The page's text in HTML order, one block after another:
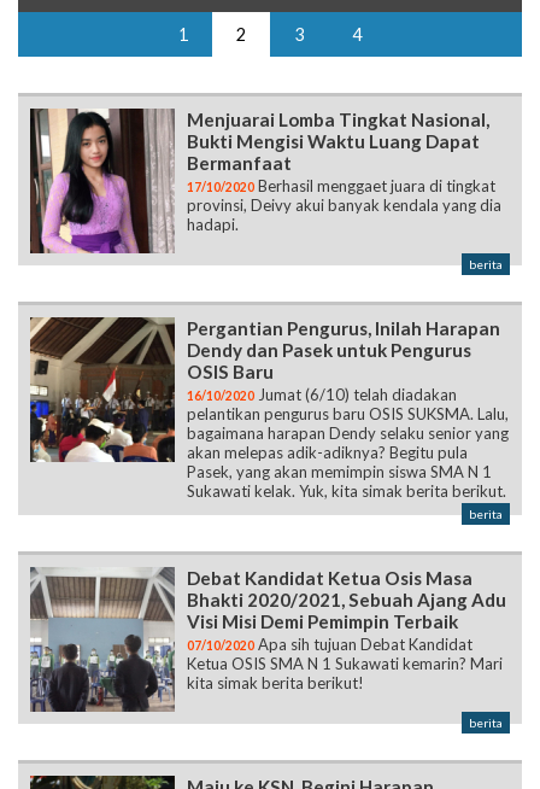
1 2 3 4
Menjuarai Lomba Tingkat Nasional,
Bukti Mengisi Waktu Luang Dapat
Bermanfaat
17/10/2020 Berhasil menggaet juara di tingkat
provinsi, Deivy akui banyak kendala yang dia
hadapi.
berita
Pergantian Pengurus, Inilah Harapan
Dendy dan Pasek untuk Pengurus
OSIS Baru
16/10/2020 Jumat (6/10) telah diadakan
pelantikan pengurus baru OSIS SUKSMA. Lalu,
bagaimana harapan Dendy selaku senior yang
akan melepas adik-adiknya? Begitu pula
Pasek, yang akan memimpin siswa SMA N 1
Sukawati kelak. Yuk, kita simak berita berikut.
berita
Debat Kandidat Ketua Osis Masa
Bhakti 2020/2021, Sebuah Ajang Adu
Visi Misi Demi Pemimpin Terbaik
07/10/2020 Apa sih tujuan Debat Kandidat
Ketua OSIS SMA N 1 Sukawati kemarin? Mari
kita simak berita berikut!
berita